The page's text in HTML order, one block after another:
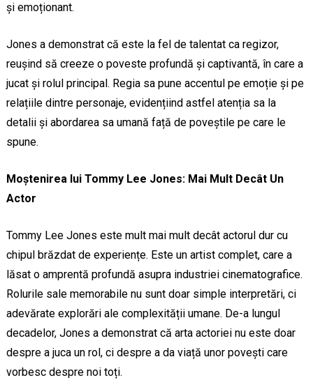
și emoționant.
Jones a demonstrat că este la fel de talentat ca regizor,
reușind să creeze o poveste profundă și captivantă, în care a
jucat și rolul principal. Regia sa pune accentul pe emoție și pe
relațiile dintre personaje, evidențiind astfel atenția sa la
detalii și abordarea sa umană față de poveștile pe care le
spune.
Moștenirea lui Tommy Lee Jones: Mai Mult Decât Un
Actor
Tommy Lee Jones este mult mai mult decât actorul dur cu
chipul brăzdat de experiențe. Este un artist complet, care a
lăsat o amprentă profundă asupra industriei cinematografice.
Rolurile sale memorabile nu sunt doar simple interpretări, ci
adevărate explorări ale complexității umane. De-a lungul
decadelor, Jones a demonstrat că arta actoriei nu este doar
despre a juca un rol, ci despre a da viață unor povești care
vorbesc despre noi toți.